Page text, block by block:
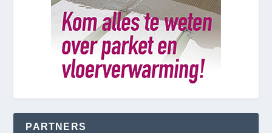
PARTNERS